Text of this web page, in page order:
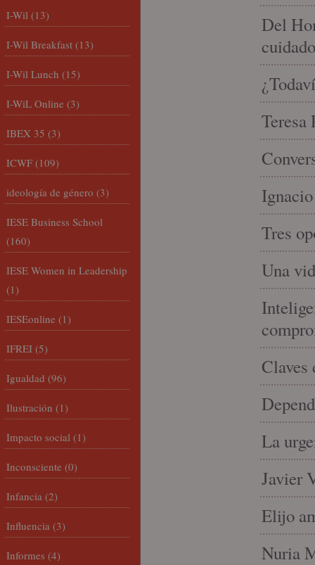
Del
cuidado
Teresa
Tres
Una
Claves
La
Javier
Elijo
Nuria
I-Wil (13)
I-Wil Breakfast (13)
I-Wil Lunch (15)
I-WiL Online (3)
IBEX 35 (3)
ICWF (109)
ideología de género (3)
IESE Business School
(160)
IESE Women in Leadership
(1)
IESEonline (1)
IFREI (5)
Igualdad (96)
Ilustración (1)
Impacto social (1)
Inconsciente (0)
Infancia (2)
Influencia (3)
Informes (4)